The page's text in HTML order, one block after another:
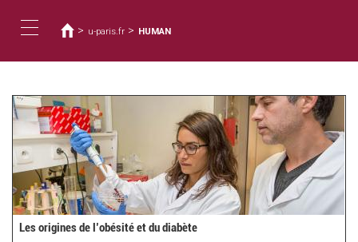
contenido
navigation
está
aquí
> u-paris.fr > HUMAN
Les origines de l’obésité et du diabète